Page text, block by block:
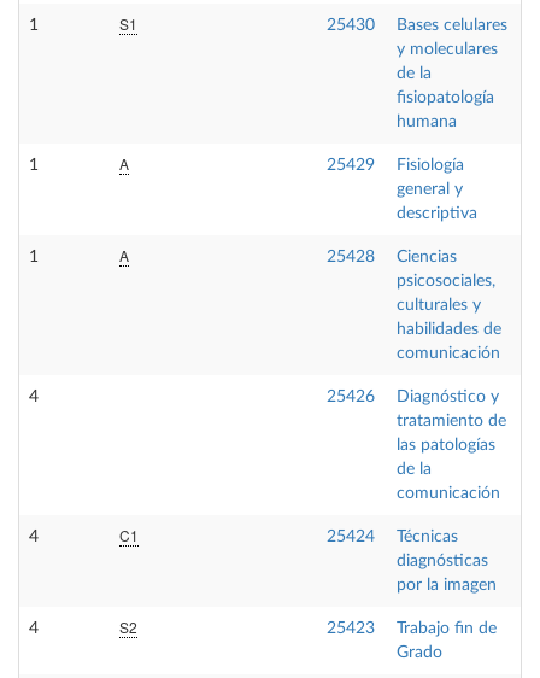
1 S1 25430
Bases celulares
y moleculares
de la
fisiopatología
humana
1 A 25429
Fisiología
general y
descriptiva
1 A 25428
Ciencias
psicosociales,
culturales y
habilidades de
comunicación
4 25426
Diagnóstico y
tratamiento de
las patologías
de la
comunicación
4 C1 25424
Técnicas
diagnósticas
por la imagen
4 S2 25423
Trabajo fin de
Grado